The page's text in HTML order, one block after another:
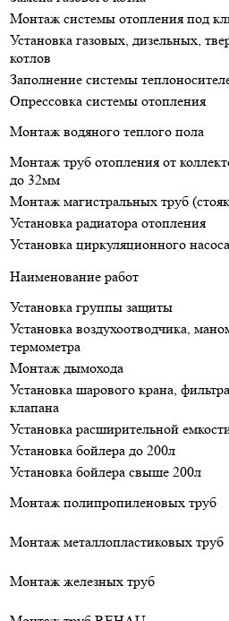
Монтаж системы отопления под
Установка газовых, дизельных,
котлов
Заполнение системы
Опрессовка системы отопления
Монтаж водяного теплого пола
Монтаж труб отопления от
до 32мм
Монтаж магистральных труб
Установка радиатора отопления
Установка циркуляционного насоса
Наименование работ
Установка группы защиты
Установка воздухоотводчика,
термометра
Монтаж дымохода
Установка шарового крана,
клапана
Установка расширительной
Установка бойлера до 200л
Установка бойлера свыше 200л
Монтаж полипропиленовых труб
Монтаж металлопластиковых труб
Монтаж железных труб